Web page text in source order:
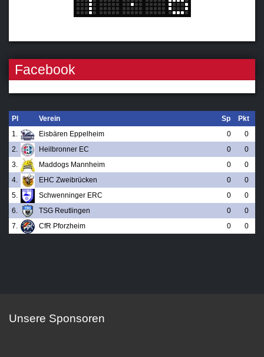
Facebook
Pl Verein Sp
Pkt
1.
Eisbären Eppelheim 0
0
2.
Heilbronner EC 0
0
3.
Maddogs Mannheim 0
0
4.
EHC Zweibrücken 0
0
5.
Schwenninger ERC 0
0
6.
TSG Reutlingen 0
0
7.
CfR Pforzheim 0 0
Unsere Sponsoren